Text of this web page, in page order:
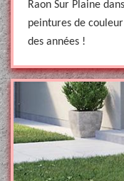
Raon Sur Plaine
peintures de
des années !